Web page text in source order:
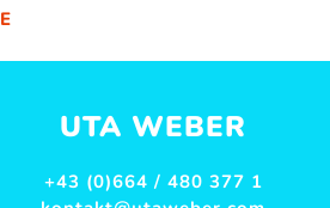
UTA WEBER
+43 (0)664 / 480 377 1